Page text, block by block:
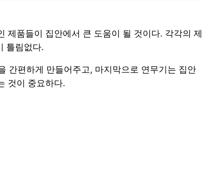
제품들이 집안에서 큰 도움이 될 것이다. 각각의 제
틀림없다.
간편하게 만들어주고, 마지막으로 연무기는 집안
것이 중요하다.